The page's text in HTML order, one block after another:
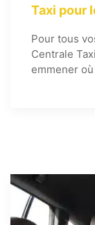
Taxi pour
Pour tous
Centrale
emmener